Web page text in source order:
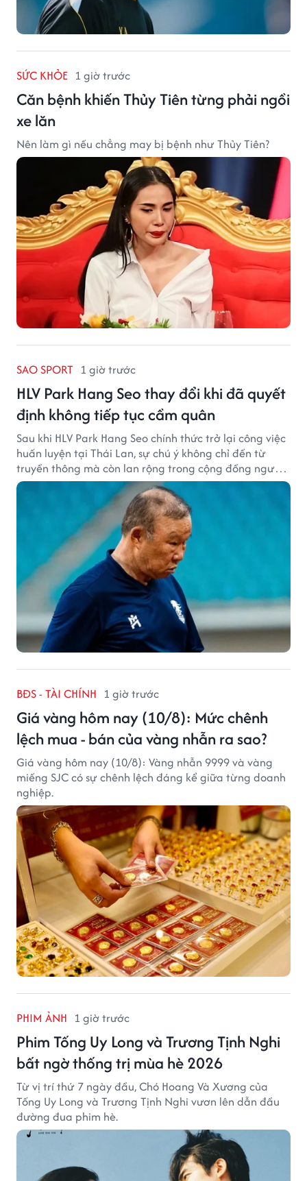
SỨC KHỎE 1 giờ trước
Căn bệnh khiến Thủy Tiên từng phải ngồi
xe lăn
Nên làm gì nếu chẳng may bị bệnh như Thủy Tiên?
SAO SPORT 1 giờ trước
HLV Park Hang Seo thay đổi khi đã quyết
định không tiếp tục cầm quân
Sau khi HLV Park Hang Seo chính thức trở lại công việc
huấn luyện tại Thái Lan, sự chú ý không chỉ đến từ
truyền thông mà còn lan rộng trong cộng đồng người
hâm mộ bóng đá nước này.
BĐS - TÀI CHÍNH 1 giờ trước
Giá vàng hôm nay (10/8): Mức chênh
lệch mua - bán của vàng nhẫn ra sao?
Giá vàng hôm nay (10/8): Vàng nhẫn 9999 và vàng
miếng SJC có sự chênh lệch đáng kể giữa từng doanh
nghiệp.
PHIM ẢNH 1 giờ trước
Phim Tống Uy Long và Trương Tịnh Nghi
bất ngờ thống trị mùa hè 2026
Từ vị trí thứ 7 ngày đầu, Chó Hoang Và Xương của
Tống Uy Long và Trương Tịnh Nghi vươn lên dẫn đầu
đường đua phim hè.